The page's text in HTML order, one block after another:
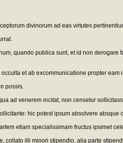
divinorum ad eas virtutes
quando publica sunt, et id non
et ab excommunicatione propter eam
possis.
ad venerem incitat, non censetur
hic potest ipsum absolvere absque
etiam specialissimam fructus ipsimet
collato illi minori stipendio, alia parte